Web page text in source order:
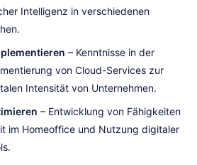
Intelligenz in verschiedenen
– Kenntnisse in der
von Cloud-Services zur
Intensität von Unternehmen.
– Entwicklung von Fähigkeiten
im Homeoffice und Nutzung digitaler